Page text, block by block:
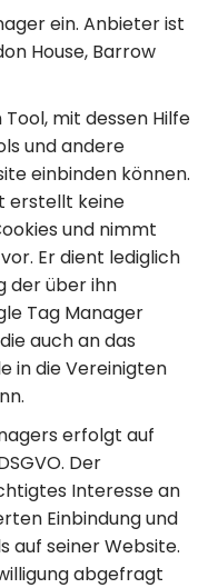
ein. Anbieter ist
House, Barrow
mit dessen Hilfe
und andere
einbinden können.
erstellt keine
und nimmt
Er dient lediglich
der über ihn
Tag Manager
auch an das
in die Vereinigten
erfolgt auf
Der
Interesse an
Einbindung und
auf seiner Website.
abgefragt